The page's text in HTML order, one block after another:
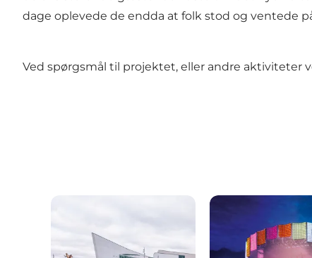
dage oplevede de endda at folk stod og ventede
Ved spørgsmål til projektet, eller andre aktiviteter